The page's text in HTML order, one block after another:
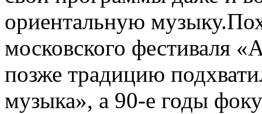
ориентальную
московского фестиваля
позже традицию
музыка», а 90-е годы